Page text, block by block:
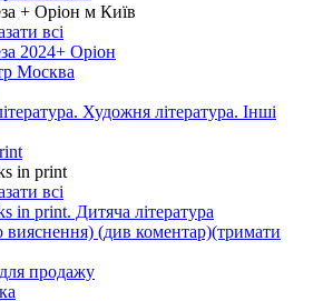
+ Оріон м Київ
всі
2024+ Оріон
Москва
Художня література. Інші
in print
всі
in print. Дитяча література
(див коментар)(тримати
продажу